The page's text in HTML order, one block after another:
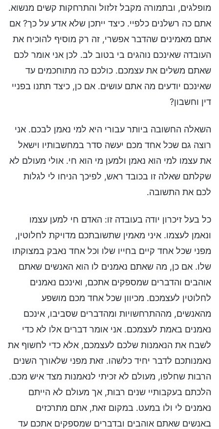
מופלגים, ובתמורה מקבל זלזול והתרחקות קשים מנשוא.
אתם כה רשלנים כלפיי. כיצד ייתכן שלא אדע על כך? אם
אתם מאמינים שהדבר אפשרי, זה רק מוסיף להוכיח את
העובדה שאינכם נוהגים בי בטוב לב. לכן אני אומר לכם
שאתם משלים את עצמכם. כולכם כה מתוחכמים עד
שאינכם יודעים מה אתם עושים. אם כן, כיצד תתנו בפניי
דין וחשבון?
השאלה החשובה ביותר עבורי היא למי נאמן לבכם. אני
רוצה גם שכל אחד מכם יעשה סדר במחשבותיו וישאל
את עצמו למי הוא נאמן ולמען מי הוא חי. אולי מעולם לא
שקלתם שאלה זו בכובד ראש, לפיכך הניחו לי לגלות
לכם את התשובה.
כל בעל זיכרון יודה בעובדה זו: האדם חי למען עצמו
ונאמן לעצמו. איני מאמין שתשובתכם מדויקת לחלוטין,
מפני שכל אחד קיים בחייו שלו וכל אחד נאבק במצוקתו
שלו. אם כן, מה שאתם נאמנים לו הוא האנשים שאתם
אוהבים והדברים שמספקים אתכם, ואינכם נאמנים
לחלוטין לעצמכם. מכיוון שכל אחד מכם מושפע
מהאנשים, מההתרחשויות ומהדברים שסביבו, אינכם
נאמנים באמת לעצמכם. אני אומר דברים אלו לא כדי
לשבח את הנאמנות שלכם לעצמכם, אלא כדי לחשוף את
נאמנותכם לדבר יחיד כלשהו. זאת מפני שלאורך השנים
הרבות שחלפו, מעולם לא זכיתי לנאמנות מצד איש מכם.
הלכתם בעקבותיי שנים רבות, אך מעולם לא הייתם
נאמנים לי ולו במעט. במקום זאת, אתם מתרכזים
באנשים שאתם אוהבים ובדברים שמספקים אתכם עד